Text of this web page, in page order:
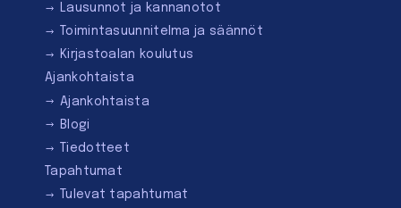
Lausunnot ja kannanotot
Toimintasuunnitelma ja säännöt
Kirjastoalan koulutus
Ajankohtaista
Ajankohtaista
Blogi
Tiedotteet
Tapahtumat
Tulevat tapahtumat